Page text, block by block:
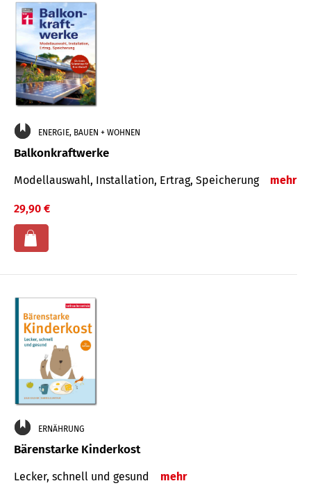
ENERGIE, BAUEN + WOHNEN
Balkonkraftwerke
Modellauswahl, Installation, Ertrag, Speicherung mehr
29,90 €
ERNÄHRUNG
Bärenstarke Kinderkost
Lecker, schnell und gesund mehr